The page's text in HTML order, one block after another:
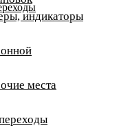
индикаторы
места